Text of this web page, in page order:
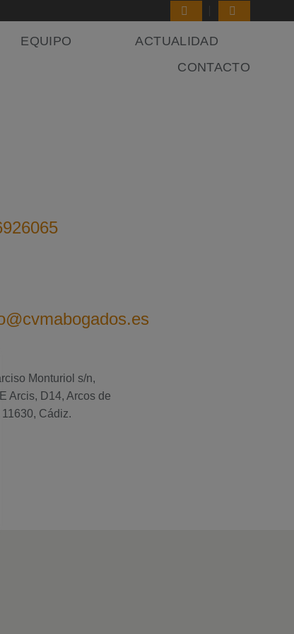
EQUIPO
ACTUALIDAD
CONTACTO
Monturiol s/n,
Arcis, D14, Arcos de
Cádiz.